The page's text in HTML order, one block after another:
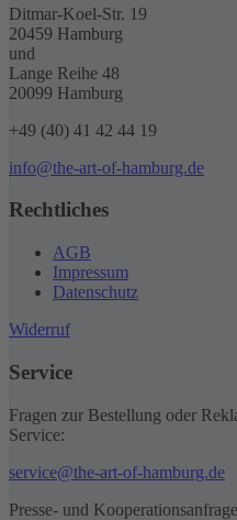
Ditmar-Koel-Str. 19
20459 Hamburg
und
Lange Reihe 48
20099 Hamburg
+49 (40) 41 42 44 19
info@the-art-of-hamburg.de
Rechtliches
AGB
Impressum
Datenschutz
Widerruf
Service
Fragen zur Bestellung oder
Service:
service@the-art-of-hamburg.de
Presse- und